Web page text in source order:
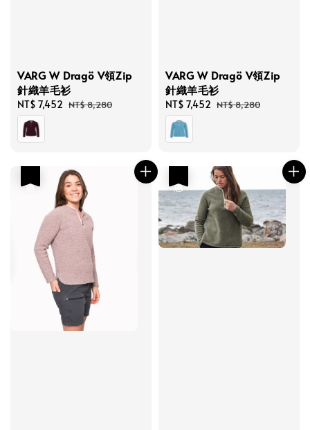
VARG W Dragö V領Zip
針織羊毛衫
Sale
price
NT$ 7,452 Regular
NT$ 8,280
VARG W Dragö V領Zip
針織羊毛衫
Sale
price
NT$ 7,452 Regular
NT$ 8,280